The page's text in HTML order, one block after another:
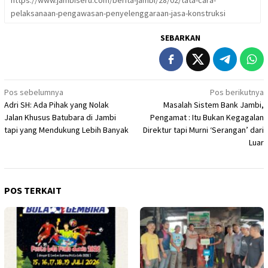
pelaksanaan-pengawasan-penyelenggaraan-jasa-konstruksi
SEBARKAN
Navigasi
pos
Pos sebelumnya
Adri SH: Ada Pihak yang Nolak
Jalan Khusus Batubara di Jambi
tapi yang Mendukung Lebih Banyak
Pos berikutnya
Masalah Sistem Bank Jambi,
Pengamat : Itu Bukan Kegagalan
Direktur tapi Murni ‘Serangan’ dari
Luar
POS TERKAIT